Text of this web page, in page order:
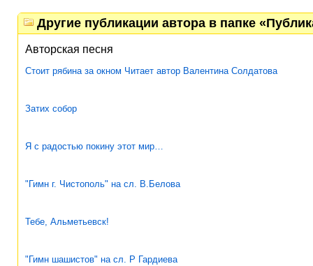
Другие публикации автора в папке
Авторская песня
Стоит рябина за окном Читает автор Валентина Солдатова
Затих собор
Я с радостью покину этот мир…
"Гимн г. Чистополь" на сл. В.Белова
Тебе, Альметьевск!
"Гимн шашистов" на сл. Р Гардиева